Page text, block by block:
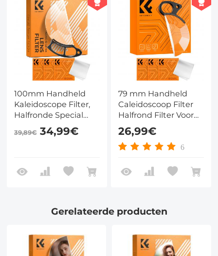
100mm Handheld
Kaleidoscope Filter,
Halfronde Special
Effects Filter met 3
stuks Stofzuigdoeken
39,89€34,99€
79 mm Handheld
Caleidoscoop Filter
Halfrond Filter Voor
Speciale Effecten Met
3 Stuks
Stofzuigdoeken Nano
26,99€
6
Gerelateerde producten